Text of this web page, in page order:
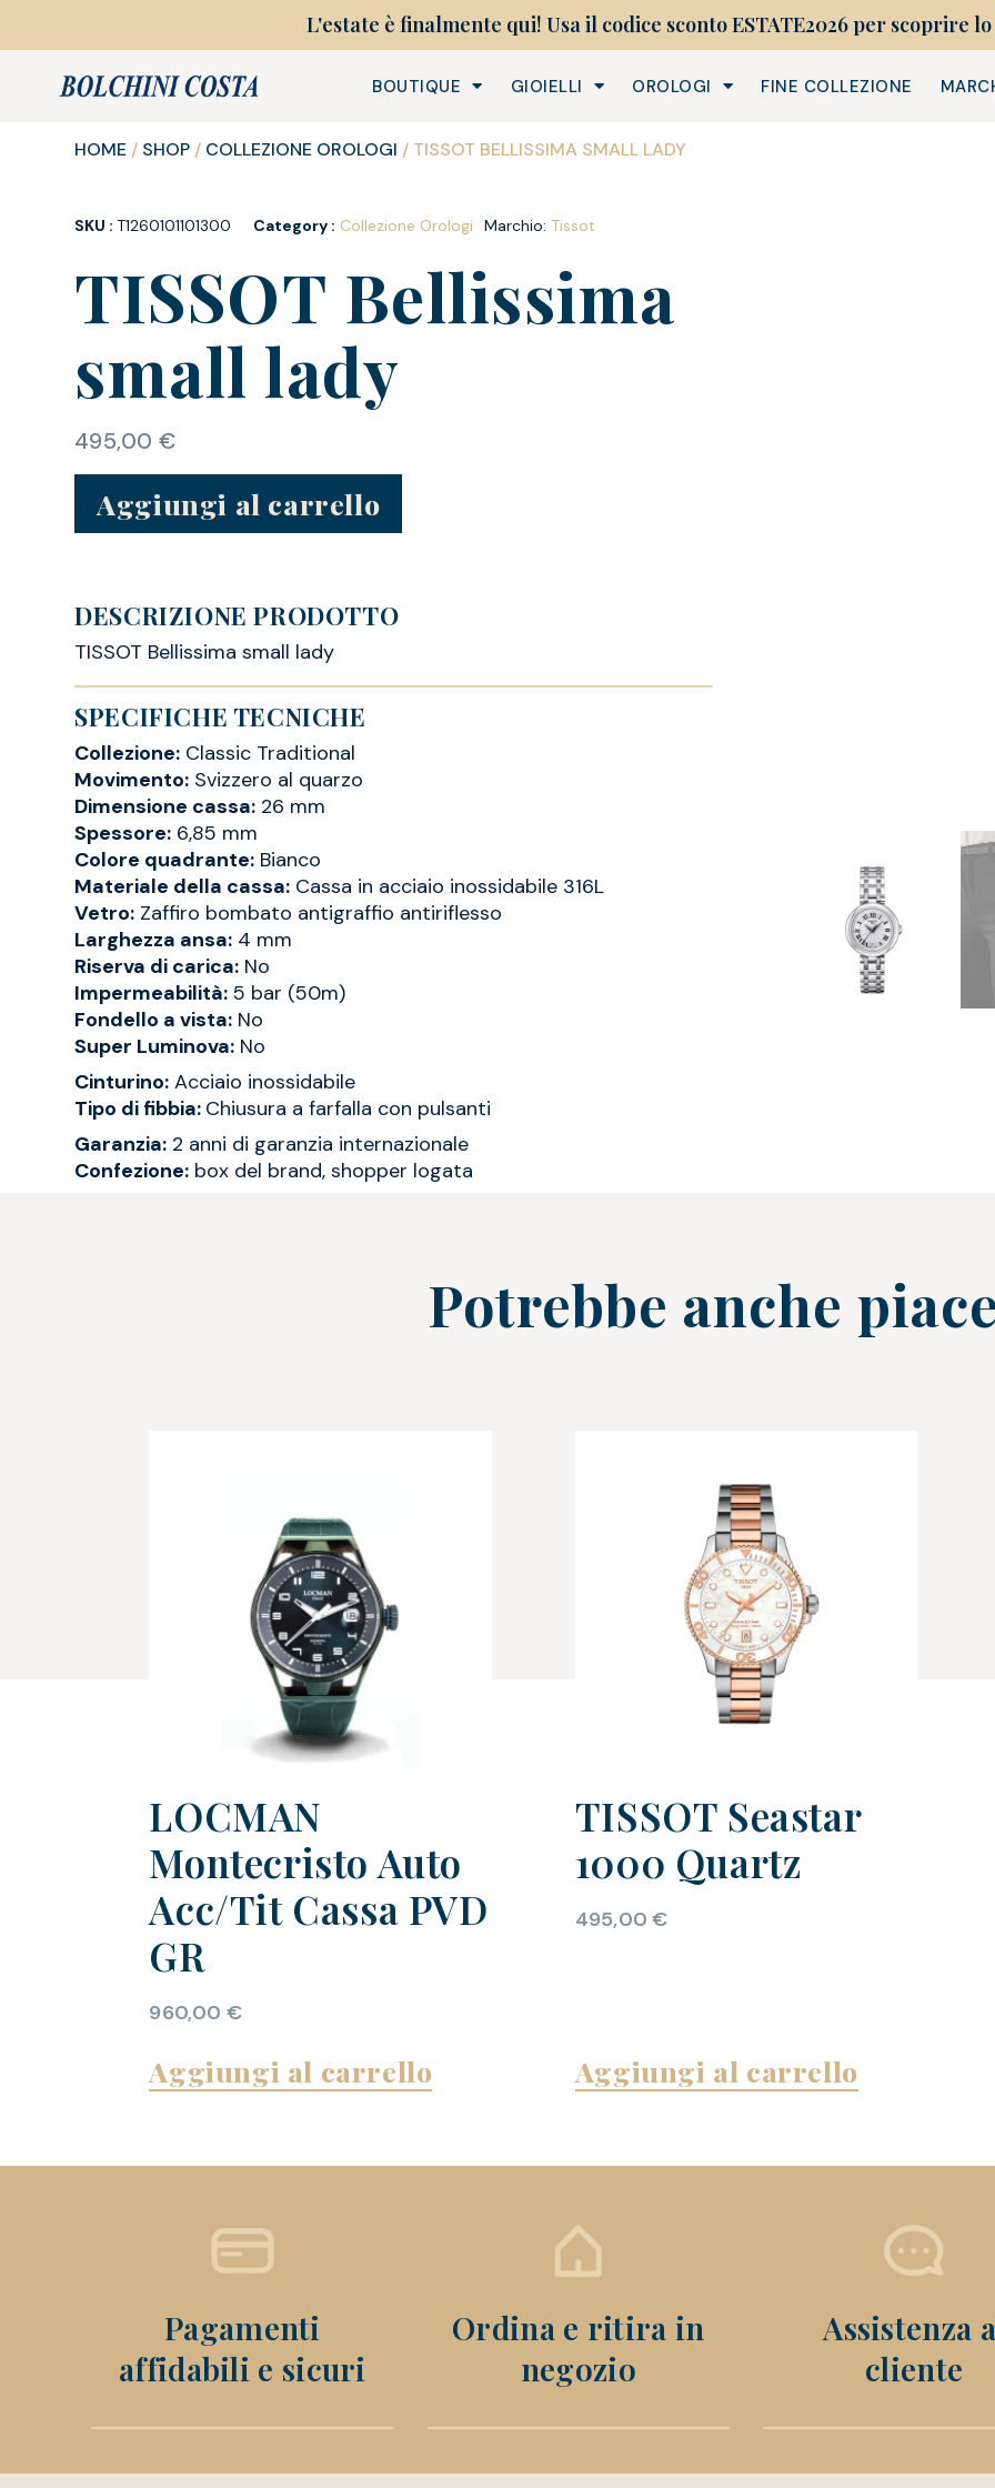
L'estate è finalmente qui! Usa il codice sconto ESTATE2026 per scoprire
BOUTIQUE GIOIELLI OROLOGI FINE COLLEZIONE
HOME / SHOP / COLLEZIONE OROLOGI / TISSOT BELLISSIMA SMALL LADY
SKU :T1260101101300 Category : Collezione Orologi Marchio: Tissot
TISSOT Bellissima
small lady
495,00 €
Aggiungi al carrello
DESCRIZIONE PRODOTTO
TISSOT Bellissima small lady
SPECIFICHE TECNICHE
Collezione: Classic Traditional
Movimento: Svizzero al quarzo
Dimensione cassa: 26 mm
Spessore: 6,85 mm
Colore quadrante: Bianco
Materiale della cassa: Cassa in acciaio inossidabile 316L
Vetro: Zaffiro bombato antigraffio antiriflesso
Larghezza ansa: 4 mm
Riserva di carica: No
Impermeabilità: 5 bar (50m)
Fondello a vista: No
Super Luminova: No
Cinturino: Acciaio inossidabile
Tipo di fibbia: Chiusura a farfalla con pulsanti
Garanzia: 2 anni di garanzia internazionale
Confezione: box del brand, shopper logata
Potrebbe anche
LOCMAN
Montecristo Auto
Acc/Tit Cassa PVD
GR
960,00 €
Aggiungi al carrello
TISSOT Seastar
1000 Quartz
495,00€
Aggiungi al carrello
Pagamenti
affidabili e sicuri
Ordina e ritira in
negozio
Assistenza
cliente